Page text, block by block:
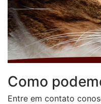
Como
Entre em contato